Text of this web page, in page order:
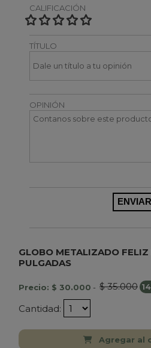
CALIFICACIÓN
TÍTULO
OPINIÓN
GLOBO METALIZADO
PULGADAS
Precio: $ 30.000 - $ 35.000
Cantidad:
Agregar al